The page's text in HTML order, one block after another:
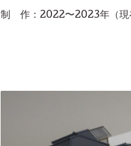
制 作 ：2022〜2023